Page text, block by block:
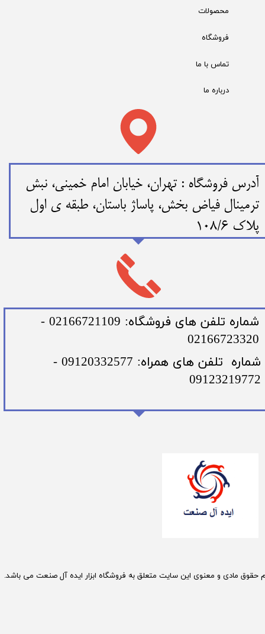
حقوق مادی و معنوی این سایت متعلق به فروشگاه ابزار ایده آل صنعت می باشد.
محصولات
فروشگاه
تماس با ما
درباره ما
​​آدرس فروشگاه : تهران، خیابان امام خمینی، نبش
ترمینال فیاض بخش، پاساژ باستان، طبقه ی اول
پلاک 108/6
​شماره تلفن های فروشگاه: 02166721109 -
02166723320
​شماره تلفن های همراه: 09120332577 -
09123219772